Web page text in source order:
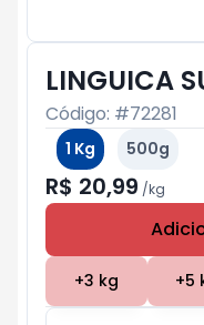
LINGUICA
Código: #72281
1 Kg 500g
R$ 20,99 /kg
+3 kg +5